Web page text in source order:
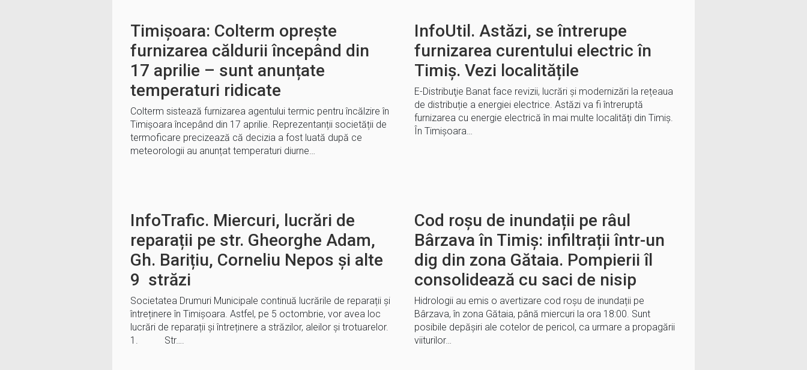
Timișoara: Colterm oprește
furnizarea căldurii începând din
17 aprilie – sunt anunțate
temperaturi ridicate
Colterm sistează furnizarea agentului termic pentru încălzire în
Timișoara începând din 17 aprilie. Reprezentanții societății de
termoficare precizează că decizia a fost luată după ce
meteorologii au anunțat temperaturi diurne…
InfoUtil. Astăzi, se întrerupe
furnizarea curentului electric în
Timiș. Vezi localitățile
E-Distribuţie Banat face revizii, lucrări și modernizări la rețeaua
de distribuție a energiei electrice. Astăzi va fi întreruptă
furnizarea cu energie electrică în mai multe localități din Timiș.
În Timișoara…
InfoTrafic. Miercuri, lucrări de
reparații pe str. Gheorghe Adam,
Gh. Barițiu, Corneliu Nepos și alte
9 străzi
Societatea Drumuri Municipale continuă lucrările de reparații și
întreținere în Timișoara. Astfel, pe 5 octombrie, vor avea loc
lucrări de reparații și întreținere a străzilor, aleilor și trotuarelor.
1. Str….
Cod roșu de inundații pe râul
Bârzava în Timiș: infiltrații într-un
dig din zona Gătaia. Pompierii îl
consolidează cu saci de nisip
Hidrologii au emis o avertizare cod roșu de inundații pe
Bârzava, în zona Gătaia, până miercuri la ora 18:00. Sunt
posibile depășiri ale cotelor de pericol, ca urmare a propagării
viiturilor…